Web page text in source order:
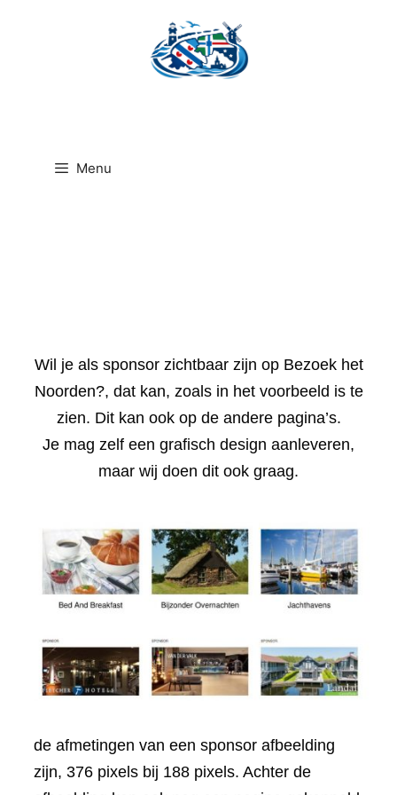
Menu
Wil je als sponsor zichtbaar zijn op Bezoek het
Noorden?, dat kan, zoals in het voorbeeld is te
zien. Dit kan ook op de andere pagina’s.
Je mag zelf een grafisch design aanleveren,
maar wij doen dit ook graag.
de afmetingen van een sponsor afbeelding
zijn, 376 pixels bij 188 pixels. Achter de